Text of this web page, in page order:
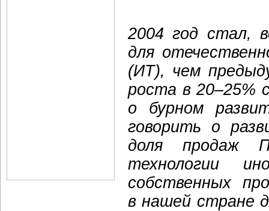
2004 год стал,
для
(ИТ), чем
роста в 20–25%
о бурном
говорить о
доля продаж
технологии
собственных
в нашей стране